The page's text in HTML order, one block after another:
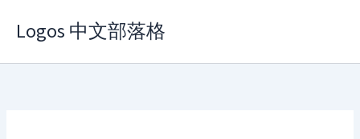
Logos 中文部落格